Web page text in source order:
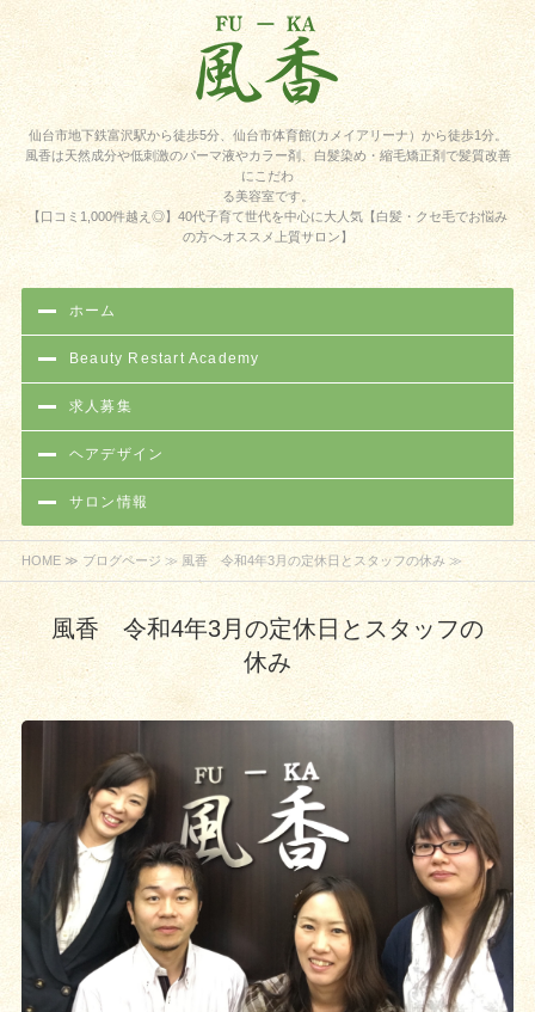
仙台市地下鉄富沢駅から徒歩5分、仙台市体育館(カメイアリーナ）から徒歩1分。
風香は天然成分や低刺激のパーマ液やカラー剤、白髪染め・縮毛矯正剤で髪質改善
にこだわ
る美容室です。
【口コミ1,000件越え◎】40代子育て世代を中心に大人気【白髪・クセ毛でお悩み
の方へオススメ上質サロン】
ホーム
Beauty Restart Academy
求人募集
ヘアデザイン
サロン情報
HOME≫ ブログページ ≫ 風香 令和4年3月の定休日とスタッフの休み ≫
風香 令和4年3月の定休日とスタッフの
休み